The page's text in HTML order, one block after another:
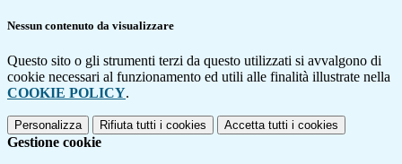
Nessun contenuto da visualizzare
Questo sito o gli strumenti terzi da questo utilizzati si avvalgono di
cookie necessari al funzionamento ed utili alle finalità illustrate nella
COOKIE POLICY.
Personalizza Rifiuta tutti i cookies Accetta tutti i cookies
Gestione cookie